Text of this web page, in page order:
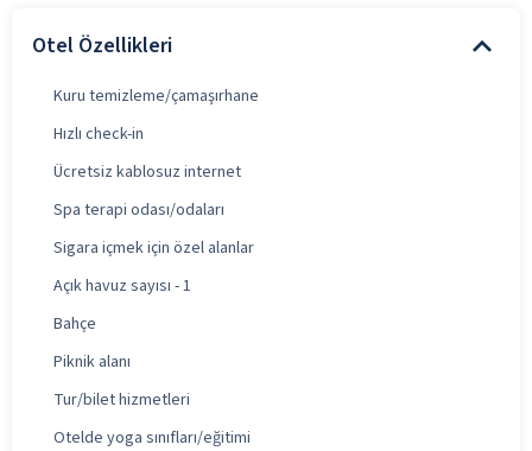
Otel Özellikleri
Kuru temizleme/çamaşırhane
Hızlı check-in
Ücretsiz kablosuz internet
Spa terapi odası/odaları
Sigara içmek için özel alanlar
Açık havuz sayısı - 1
Bahçe
Piknik alanı
Tur/bilet hizmetleri
Otelde yoga sınıfları/eğitimi